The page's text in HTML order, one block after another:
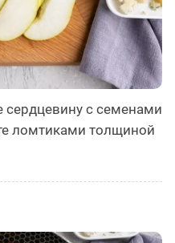
сердцевину с семенами
ломтиками толщиной